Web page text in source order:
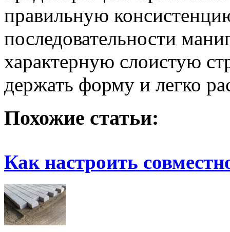
правильную
последовательности
характерную слоистую
держать форму и легко
Похожие статьи:
Как настроить